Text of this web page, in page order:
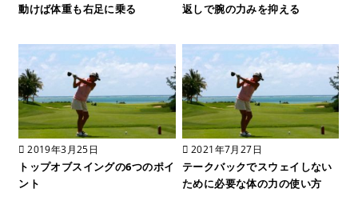
動けば体重も右足に乗る
返しで腕の力みを抑える
2019年3月25日
トップオブスイングの6つのポイ
ント
2021年7月27日
テークバックでスウェイしない
ために必要な体の力の使い方